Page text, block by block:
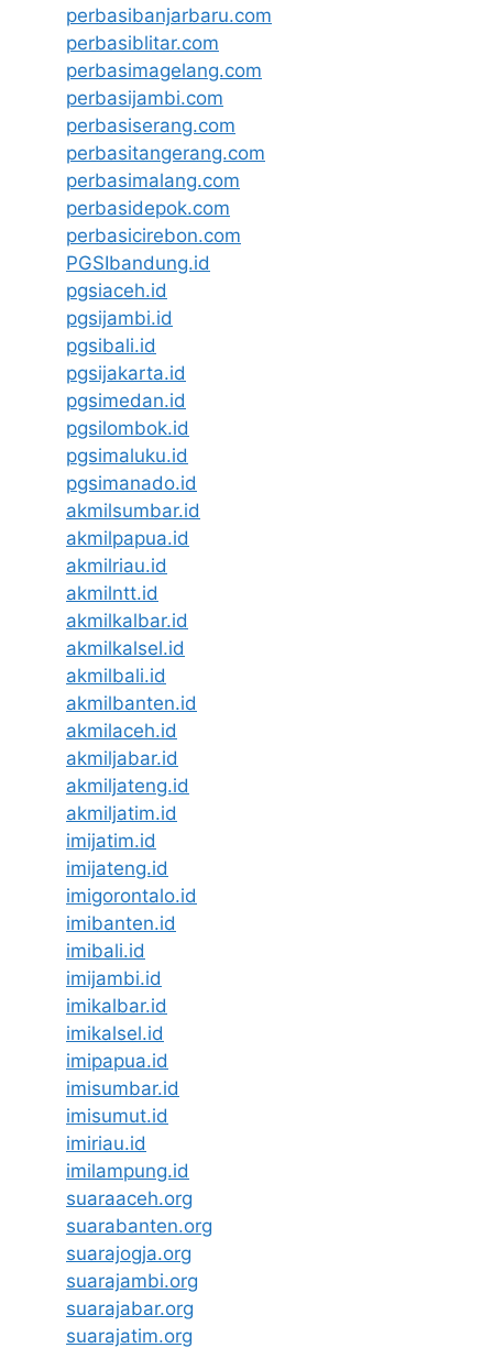
perbasibanjarbaru.com
perbasiblitar.com
perbasimagelang.com
perbasijambi.com
perbasiserang.com
perbasitangerang.com
perbasimalang.com
perbasidepok.com
perbasicirebon.com
PGSIbandung.id
pgsiaceh.id
pgsijambi.id
pgsibali.id
pgsijakarta.id
pgsimedan.id
pgsilombok.id
pgsimaluku.id
pgsimanado.id
akmilsumbar.id
akmilpapua.id
akmilriau.id
akmilntt.id
akmilkalbar.id
akmilkalsel.id
akmilbali.id
akmilbanten.id
akmilaceh.id
akmiljabar.id
akmiljateng.id
akmiljatim.id
imijatim.id
imijateng.id
imigorontalo.id
imibanten.id
imibali.id
imijambi.id
imikalbar.id
imikalsel.id
imipapua.id
imisumbar.id
imisumut.id
imiriau.id
imilampung.id
suaraaceh.org
suarabanten.org
suarajogja.org
suarajambi.org
suarajabar.org
suarajatim.org